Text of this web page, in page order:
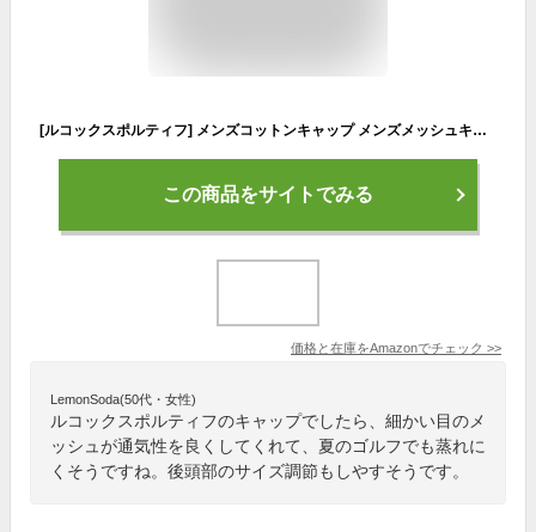
[ルコックスポルティフ] メンズコットンキャップ メンズメッシュキャップ NVY 日本 F (FREE サイズ)
この商品をサイトでみる
価格と在庫をAmazonでチェック >>
LemonSoda(50代・女性)
ルコックスポルティフのキャップでしたら、細かい目のメ
ッシュが通気性を良くしてくれて、夏のゴルフでも蒸れに
くそうですね。後頭部のサイズ調節もしやすそうです。